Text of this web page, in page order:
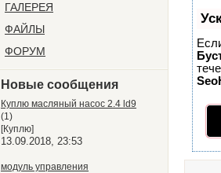
ГАЛЕРЕЯ
ФАЙЛЫ
ФОРУМ
Новые сообщения
Куплю масляный насос 2.4 ld9
(1)
[Куплю]
13.09.2018, 23:53
модуль управления